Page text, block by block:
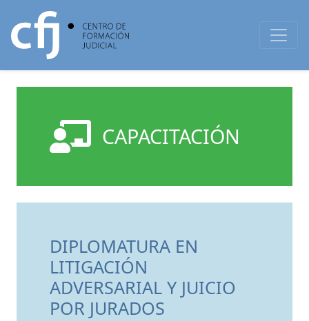
CAPACITACIÓN
DIPLOMATURA EN
LITIGACIÓN
ADVERSARIAL Y JUICIO
POR JURADOS